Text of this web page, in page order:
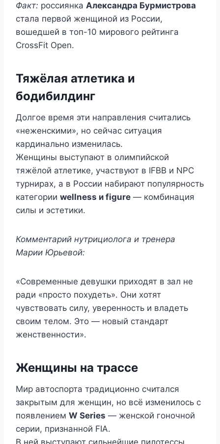
Факт: россиянка Александра Бурмистрова
стала первой женщиной из России,
вошедшей в топ-10 мирового рейтинга
CrossFit Open.
Тяжёлая атлетика и
бодибилдинг
Долгое время эти направления считались
«неженскими», но сейчас ситуация
кардинально изменилась.
Женщины выступают в олимпийской
тяжёлой атлетике, участвуют в IFBB и NPC
турнирах, а в России набирают популярность
категории wellness и figure — комбинация
силы и эстетики.
Комментарий нутрициолога и тренера
Марии Юрьевой:
«Современные девушки приходят в зал не
ради «просто похудеть». Они хотят
чувствовать силу, уверенность и владеть
своим телом. Это — новый стандарт
женственности».
Женщины на трассе
Мир автоспорта традиционно считался
закрытым для женщин, но всё изменилось с
появлением W Series — женской гоночной
серии, признанной FIA.